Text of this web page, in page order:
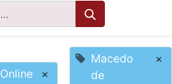
Online ×
Macedo
de
×